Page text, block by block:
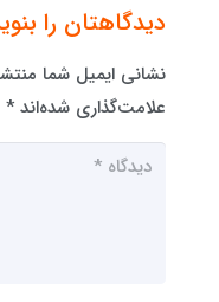
دیدگاهتان را
نشانی ایمیل شما
علامت‌گذاری شده‌اند *